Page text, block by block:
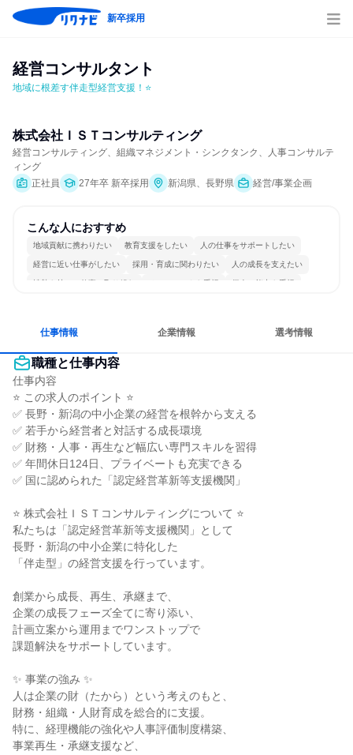
新卒採用
経営コンサルタント
地域に根差す伴走型経営支援！⭐
株式会社ＩＳＴコンサルティング
経営コンサルティング、組織マネジメント・シンクタンク、人事コンサルテ
ィング
正社員
27年卒 新卒採用 新潟県、長野県 経営/事業企画
こんな人におすすめ
地域貢献に携わりたい 教育支援をしたい 人の仕事をサポートしたい
経営に近い仕事がしたい 採用・育成に関わりたい 人の成長を支えたい
情熱を持って仕事に取り組む チームワークを重視 個人の能力を重視
仕事情報 企業情報 選考情報
職種と仕事内容
仕事内容
⭐ この求人のポイント ⭐
✅ 長野・新潟の中小企業の経営を根幹から支える
✅ 若手から経営者と対話する成長環境
✅ 財務・人事・再生など幅広い専門スキルを習得
✅ 年間休日124日、プライベートも充実できる
✅ 国に認められた「認定経営革新等支援機関」
⭐ 株式会社ＩＳＴコンサルティングについて ⭐
私たちは「認定経営革新等支援機関」として
長野・新潟の中小企業に特化した
「伴走型」の経営支援を行っています。
創業から成長、再生、承継まで、
企業の成長フェーズ全てに寄り添い、
計画立案から運用までワンストップで
課題解決をサポートしています。
✨ 事業の強み ✨
人は企業の財（たから）という考えのもと、
財務・組織・人財育成を総合的に支援。
特に、経理機能の強化や人事評価制度構築、
事業再生・承継支援など、